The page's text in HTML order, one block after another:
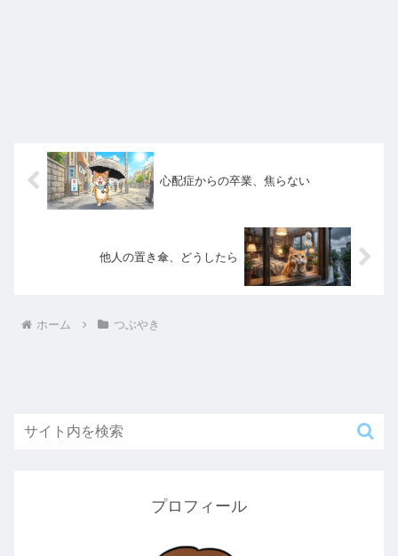
心配症からの卒業、焦らない
他人の置き傘、どうしたら
ホーム つぶやき
プロフィール